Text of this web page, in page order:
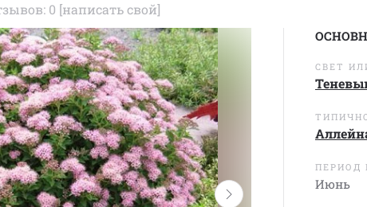
0 [написать свой]
СВЕТ
ПЕРИОД
Июнь